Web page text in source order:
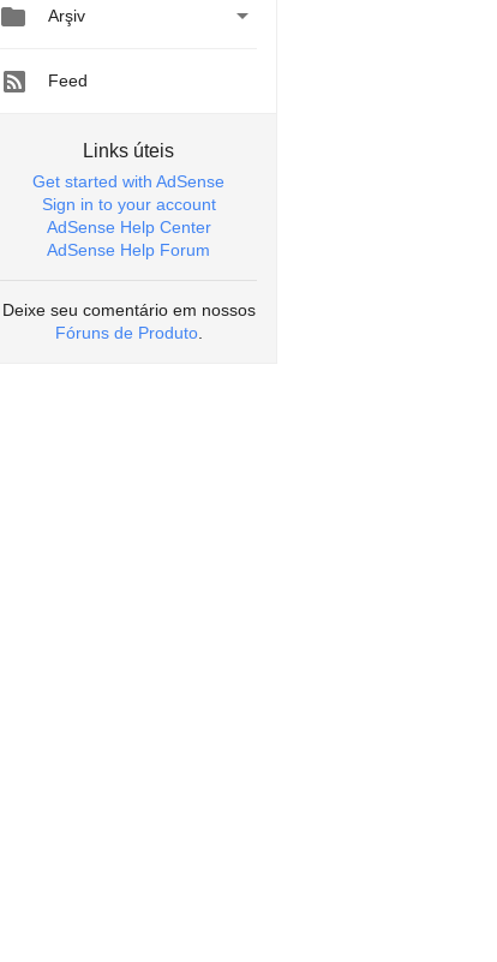
 Arşiv 
Feed
Links úteis
Get started with AdSense
Sign in to your account
AdSense Help Center
AdSense Help Forum
Deixe seu comentário em nossos
Fóruns de Produto.